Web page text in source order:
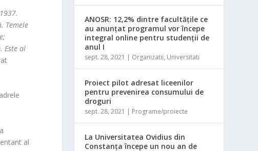
Temele
Este al
al
ANOSR: 12,2% dintre facultăţile ce
au anunţat programul vor începe
integral online pentru studenţii de
anul I
sept. 28, 2021 | Organizatii, Universitati
Proiect pilot adresat liceenilor
pentru prevenirea consumului de
droguri
sept. 28, 2021 | Programe/proiecte
La Universitatea Ovidius din
Constanța începe un nou an de